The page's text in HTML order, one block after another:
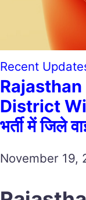
Recent
District
भर्ती में जिले
November 19,